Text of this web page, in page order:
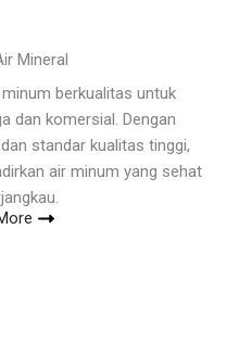
berkualitas untuk
dan komersial. Dengan
standar kualitas tinggi,
air minum yang sehat